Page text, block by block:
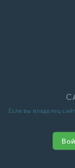
Если вы владелец